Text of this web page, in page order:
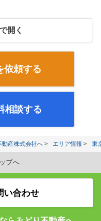
開く
依頼する
相談する
動産株式会社へ エリア情報 東
プへ
い合わせ